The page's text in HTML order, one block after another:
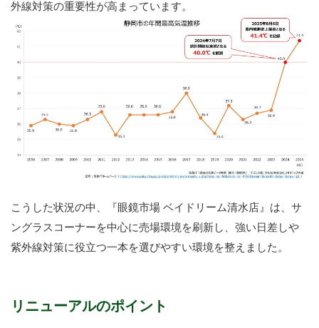
外線対策の重要性が高まっています。
こうした状況の中、『眼鏡市場 ベイドリーム清水店』は、サ
ングラスコーナーを中心に売場環境を刷新し、強い日差しや
紫外線対策に役立つ一本を選びやすい環境を整えました。
リニューアルのポイント